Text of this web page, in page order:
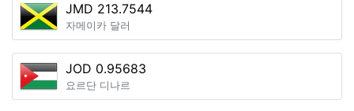
JMD 213.7544
자메이카 달러
JOD 0.95683
요르단 디나르